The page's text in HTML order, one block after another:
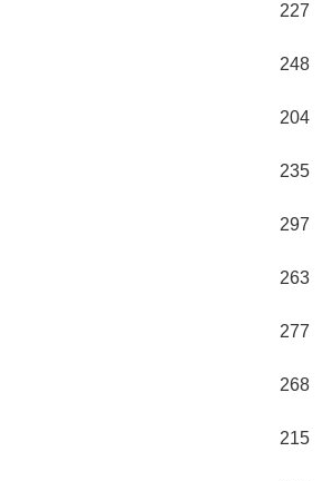
227
248
204
235
297
263
277
268
215